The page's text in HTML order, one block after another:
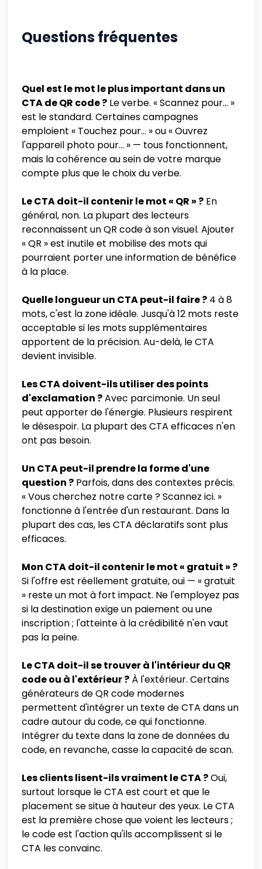
Questions fréquentes
Quel est le mot le plus important dans un
CTA de QR code ? Le verbe. « Scannez pour... »
est le standard. Certaines campagnes
emploient « Touchez pour... » ou « Ouvrez
l'appareil photo pour... » — tous fonctionnent,
mais la cohérence au sein de votre marque
compte plus que le choix du verbe.
Le CTA doit-il contenir le mot « QR » ? En
général, non. La plupart des lecteurs
reconnaissent un QR code à son visuel. Ajouter
« QR » est inutile et mobilise des mots qui
pourraient porter une information de bénéfice
à la place.
Quelle longueur un CTA peut-il faire ? 4 à 8
mots, c'est la zone idéale. Jusqu'à 12 mots reste
acceptable si les mots supplémentaires
apportent de la précision. Au-delà, le CTA
devient invisible.
Les CTA doivent-ils utiliser des points
d'exclamation ?Avec parcimonie. Un seul
peut apporter de l'énergie. Plusieurs respirent
le désespoir. La plupart des CTA efficaces n'en
ont pas besoin.
Un CTA peut-il prendre la forme d'une
question ? Parfois, dans des contextes précis.
« Vous cherchez notre carte ? Scannez ici. »
fonctionne à l'entrée d'un restaurant. Dans la
plupart des cas, les CTA déclaratifs sont plus
efficaces.
Mon CTA doit-il contenir le mot « gratuit » ?
Si l'offre est réellement gratuite, oui — « gratuit
» reste un mot à fort impact. Ne l'employez pas
si la destination exige un paiement ou une
inscription ; l'atteinte à la crédibilité n'en vaut
pas la peine.
Le CTA doit-il se trouver à l'intérieur du QR
code ou à l'extérieur ? À l'extérieur. Certains
générateurs de QR code modernes
permettent d'intégrer un texte de CTA dans un
cadre autour du code, ce qui fonctionne.
Intégrer du texte dans la zone de données du
code, en revanche, casse la capacité de scan.
Les clients lisent-ils vraiment le CTA ?Oui,
surtout lorsque le CTA est court et que le
placement se situe à hauteur des yeux. Le CTA
est la première chose que voient les lecteurs ;
le code est l'action qu'ils accomplissent si le
CTA les convainc.